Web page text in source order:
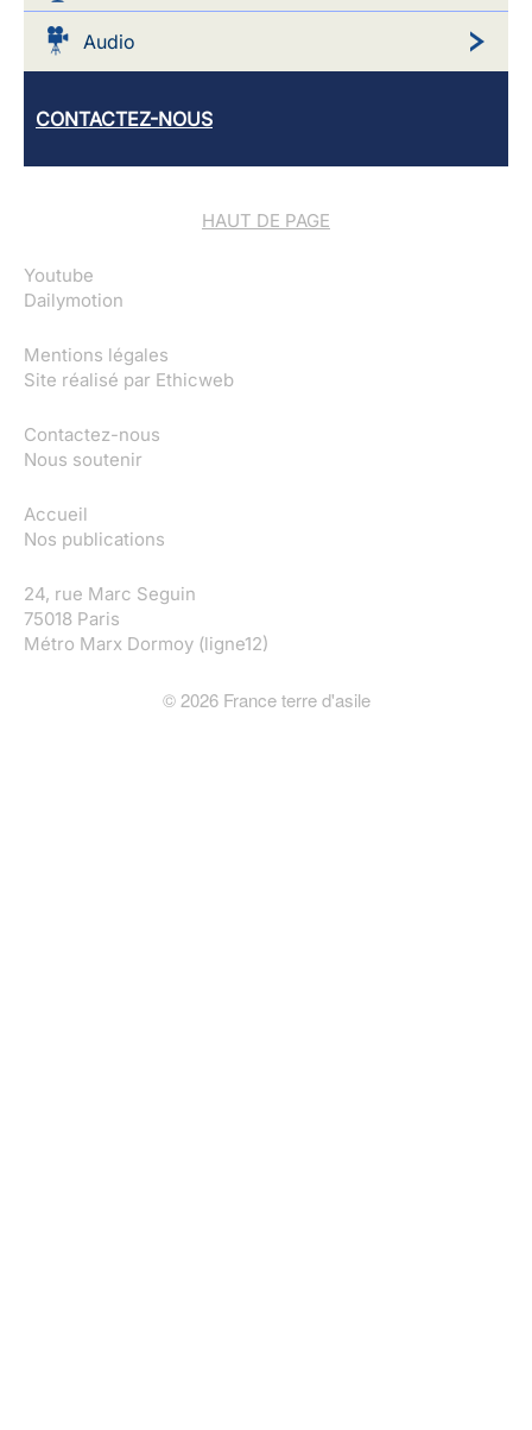
Audio
CONTACTEZ-NOUS
HAUT DE PAGE
Youtube
Dailymotion
Mentions légales
Site réalisé par Ethicweb
Contactez-nous
Nous soutenir
Accueil
Nos publications
24, rue Marc Seguin
75018 Paris
Métro Marx Dormoy (ligne12)
© 2026France terre d'asile